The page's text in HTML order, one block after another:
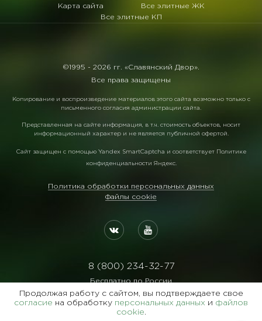
Карта сайта
Все элитные ЖК
Все элитные КП
©1995 - 2026 гг. «Славянский Двор».
Все права защищены
Копирование и воспроизведение материалов этого сайта возможно только с
письменного согласия администрации сайта.
Представленная на сайте информация, в т.ч. стоимость объектов, носит
информационный характер и не является публичной офертой.
Сайт защищен с помощью Yandex SmartCaptcha и соответствует Политике
конфиденциальности Яндекс.
Политика обработки персональных данных
Файлы cookie
8 (800) 234-32-77
Бесплатно по России
Реквизиты:
ООО Агентство "Славянский Двор"
Продолжая работу с сайтом, вы подтверждаете свое
согласие на обработку персональных данных и файлов
cookie.